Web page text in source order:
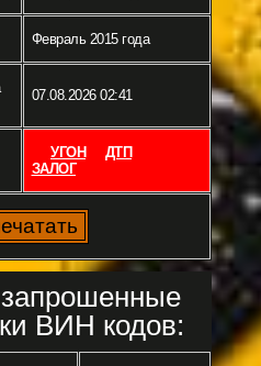
Февраль 2015 года
07.08.2026 02:41
УГОН
ДТП
ЗАЛОГ
ВИН кодов: